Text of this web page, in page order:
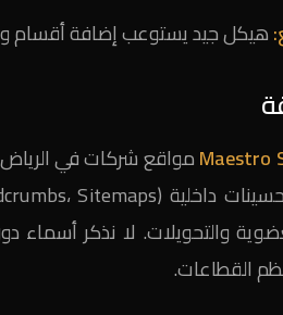
هيكل جيد يستوعب إضافة
Maestroمواقع شركات في
والتحويلات. لا نذكر أسماء
القطاعات.